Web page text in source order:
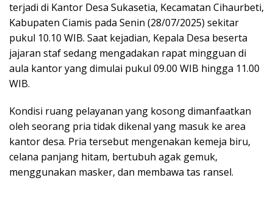
terjadi di Kantor Desa Sukasetia, Kecamatan Cihaurbeti,
Kabupaten Ciamis pada Senin (28/07/2025) sekitar
pukul 10.10 WIB. Saat kejadian, Kepala Desa beserta
jajaran staf sedang mengadakan rapat mingguan di
aula kantor yang dimulai pukul 09.00 WIB hingga 11.00
WIB.
Kondisi ruang pelayanan yang kosong dimanfaatkan
oleh seorang pria tidak dikenal yang masuk ke area
kantor desa. Pria tersebut mengenakan kemeja biru,
celana panjang hitam, bertubuh agak gemuk,
menggunakan masker, dan membawa tas ransel.